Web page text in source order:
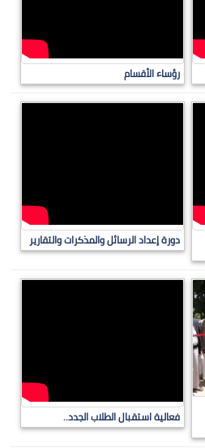
رؤساء الأقسام
دورة إعداد الرسائل والمذكرات والتقارير
فعالية استقبال الطلاب الجدد..